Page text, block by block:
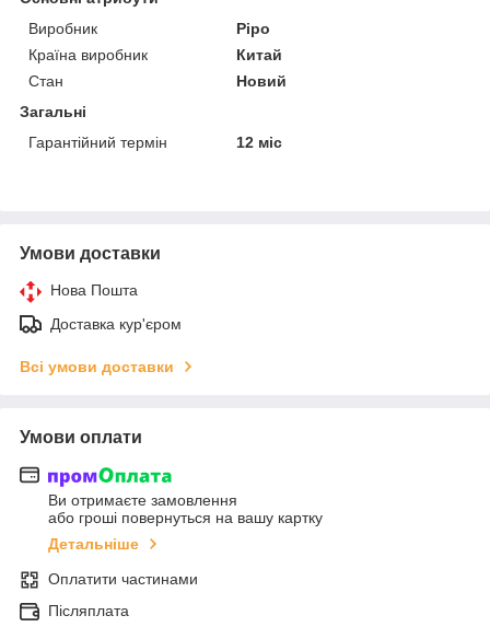
Виробник
Pipo
Країна виробник
Китай
Стан
Новий
Загальні
Гарантійний термін
12 міс
Умови доставки
Нова Пошта
Доставка кур'єром
Всі умови доставки
Умови оплати
Ви отримаєте замовлення
або гроші повернуться на вашу картку
Детальніше
Оплатити частинами
Післяплата